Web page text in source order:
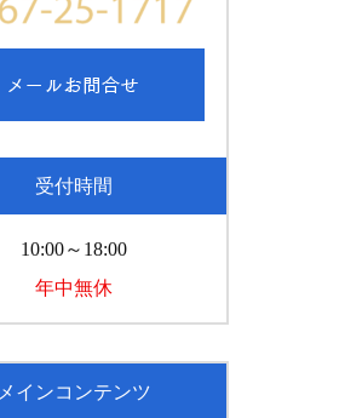
受付時間
10:00～18:00
年中無休
メインコンテンツ